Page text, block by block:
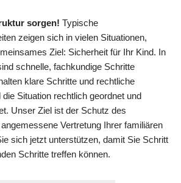
sorgen! Typische
zeigen sich in vielen Situationen,
Ziel: Sicherheit für Ihr Kind. In
schnelle, fachkundige Schritte
klare Schritte und rechtliche
Situation rechtlich geordnet und
Unser Ziel ist der Schutz des
Vertretung Ihrer familiären
sich jetzt unterstützen, damit Sie Schritt
Schritte treffen können.